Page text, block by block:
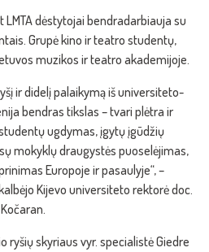
dėstytojai bendradarbiauja su
Grupė kino ir teatro studentų,
muzikos ir teatro akademijoje.
ir didelį palaikymą iš universiteto-
bendras tikslas – tvari plėtra ir
ugdymas, įgytų įgūdžių
mokyklų draugystės puoselėjimas,
Europoje ir pasaulyje“, –
Kijevo universiteto rektorė doc.
ryšių skyriaus vyr. specialistė Giedre